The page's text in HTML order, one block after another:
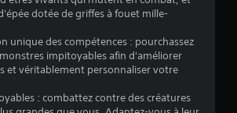
u
r
5
(
dotée de griffes à fouet mille-
unique des compétences : pourchassez
impitoyables afin d'améliorer
et véritablement personnaliser votre
: combattez contre des créatures